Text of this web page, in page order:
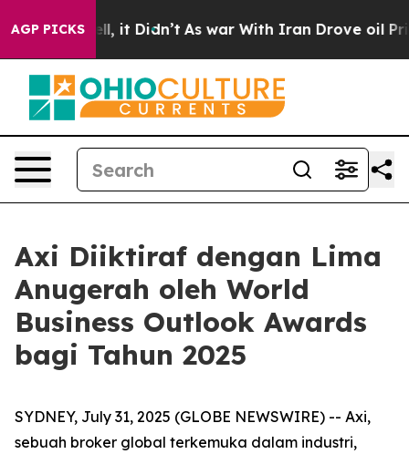
AGP PICKS
40%. Well, it Didn’t As war With Iran Drove oil
Axi Diiktiraf dengan Lima
Anugerah oleh World
Business Outlook Awards
bagi Tahun 2025
SYDNEY, July 31, 2025 (GLOBE NEWSWIRE) -- Axi,
sebuah broker global terkemuka dalam industri,